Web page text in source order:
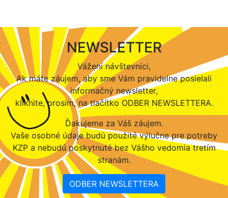
NEWSLETTER
Vážení návštevníci,
Ak máte záujem, aby sme Vám pravidelne posielali
informačný newsletter,
kliknite, prosím, na tlačítko ODBER NEWSLETTERA.
Ďakujeme za Váš záujem.
Vaše osobné údaje budú použité výlučne pre potreby
KZP a nebudú poskytnuté bez Vášho vedomia tretím
stranám.
ODBER NEWSLETTERA